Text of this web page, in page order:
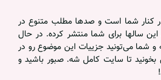
از سال 1392 در کنار شما است و صدها مطلب متنوع در
سالها برای شما منتشر کرده. در حال
و شما می‌تونید جزییات این موضوع رو در
تا سایت کامل شه. صبور باشید و